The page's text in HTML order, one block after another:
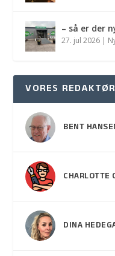
– så er der
27. jul 2026 |
VORES
BENT
CHARLOTTE
DINA